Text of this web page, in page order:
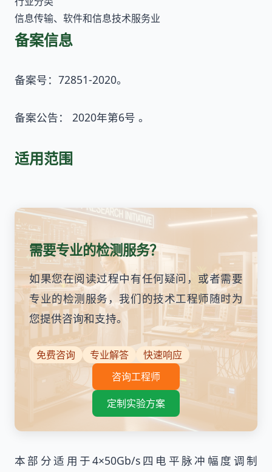
信息传输、软件和信息技术服务业
备案信息
备案号：72851-2020。
备案公告： 2020年第6号 。
适用范围
需要专业的检测服务？
如果您在阅读过程中有任何疑问，或者需要
专业的检测服务，我们的技术工程师随时为
您提供咨询和支持。
免费咨询 专业解答
快速响应
咨询工程师
定制实验方案
本部分适用于4×50Gb/s四电平脉冲幅度调制